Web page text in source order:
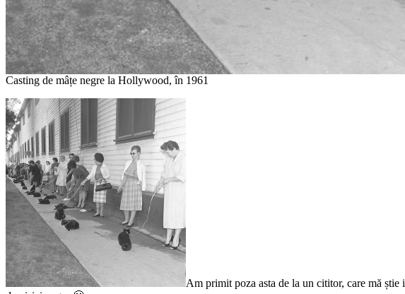
Casting de mâțe negre la Hollywood, în 1961
Am primit poza asta de la un cititor, care mă știe